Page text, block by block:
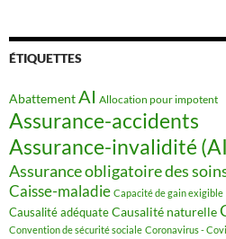
ÉTIQUETTES
AbattementAI Allocation pour impotent
Assurance-accidents
Assurance-invalidité
Assurance obligatoire des
Caisse-maladie Capacité de gain exigible
Causalité adéquate Causalité naturelle
Convention de sécurité sociale Coronavirus -